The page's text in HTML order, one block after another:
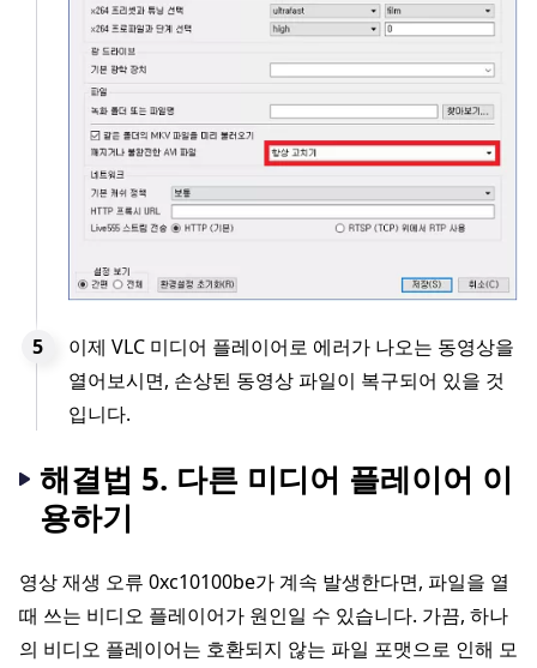
이제 VLC 미디어 플레이어로 에러가 나오는 동영상을
열어보시면, 손상된 동영상 파일이 복구되어 있을 것
입니다.
해결법 5. 다른 미디어 플레이어 이
용하기
영상 재생 오류 0xc10100be가 계속 발생한다면, 파일을 열
때 쓰는 비디오 플레이어가 원인일 수 있습니다. 가끔, 하나
의 비디오 플레이어는 호환되지 않는 파일 포맷으로 인해 모